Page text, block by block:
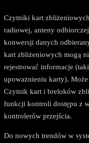
Czytniki kart
radiowej, anteny
konwersji danych
kart zbliżeniowych mogą
rejestrować informacje
upoważnieniu karty).
Czytnik kart i breloków
funkcji kontroli dostępu z
kontrolerów przejścia.
Do nowych trendów w